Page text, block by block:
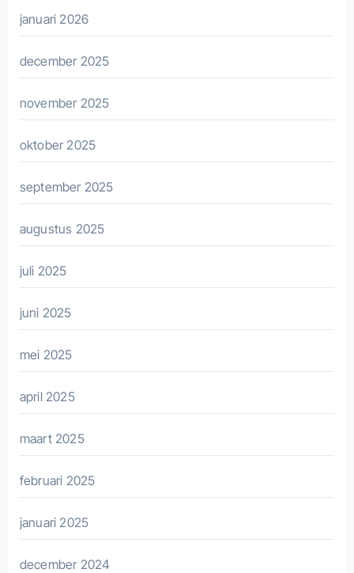
januari 2026
december 2025
november 2025
oktober 2025
september 2025
augustus 2025
juli 2025
juni 2025
mei 2025
april 2025
maart 2025
februari 2025
januari 2025
december 2024